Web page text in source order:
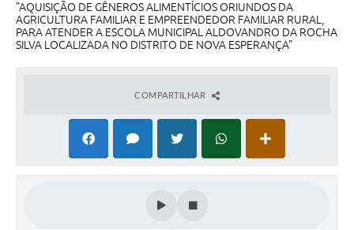
Legislação
Editais
Telefones Úteis
"AQUISIÇÃO DE GÊNEROS ALIMENTÍCIOS ORIUNDOS DA
AGRICULTURA FAMILIAR E EMPREENDEDOR FAMILIAR RURAL,
PARA ATENDER A ESCOLA MUNICIPAL ALDOVANDRO DA ROCHA
SILVA LOCALIZADA NO DISTRITO DE NOVA ESPERANÇA"
COMPARTILHAR